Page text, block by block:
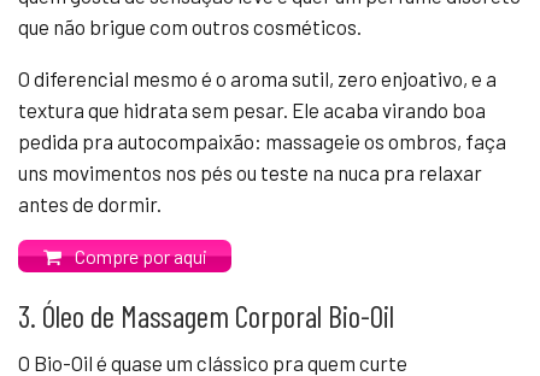
que não brigue com outros cosméticos.
O diferencial mesmo é o aroma sutil, zero enjoativo, e a
textura que hidrata sem pesar. Ele acaba virando boa
pedida pra autocompaixão: massageie os ombros, faça
uns movimentos nos pés ou teste na nuca pra relaxar
antes de dormir.
Compre por aqui
3. Óleo de Massagem Corporal Bio-Oil
O Bio-Oil é quase um clássico pra quem curte